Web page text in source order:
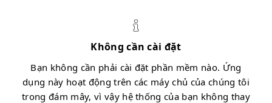
Không cần cài đặt
Bạn không cần phải cài đặt phần mềm nào. Ứng
dụng này hoạt động trên các máy chủ của chúng tôi
trong đám mây, vì vậy hệ thống của bạn không thay